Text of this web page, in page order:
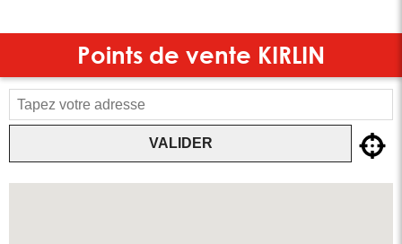
Points de vente KIRLIN
VALIDER